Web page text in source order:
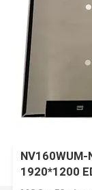
1920*1200